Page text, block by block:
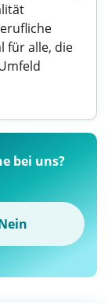
für alle, die
bei uns?